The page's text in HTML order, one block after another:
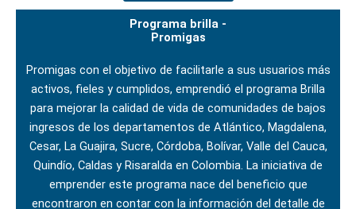
Programa brilla -
Promigas
Promigas con el objetivo de facilitarle a sus usuarios más
activos, fieles y cumplidos, emprendió el programa Brilla
para mejorar la calidad de vida de comunidades de bajos
ingresos de los departamentos de Atlántico, Magdalena,
Cesar, La Guajira, Sucre, Córdoba, Bolívar, Valle del Cauca,
Quindío, Caldas y Risaralda en Colombia. La iniciativa de
emprender este programa nace del beneficio que
encontraron en contar con la información del detalle de